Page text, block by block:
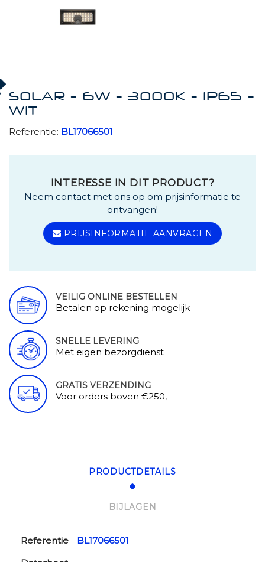
SOLAR - 6W - 3000K - IP65 -
WIT
Referentie: BL17066501
INTERESSE IN DIT PRODUCT?
Neem contact met ons op om prijsinformatie te
ontvangen!
PRIJSINFORMATIE AANVRAGEN
VEILIG ONLINE BESTELLEN
Betalen op rekening mogelijk
SNELLE LEVERING
Met eigen bezorgdienst
GRATIS VERZENDING
Voor orders boven €250,-
PRODUCTDETAILS
BIJLAGEN
Referentie
BL17066501